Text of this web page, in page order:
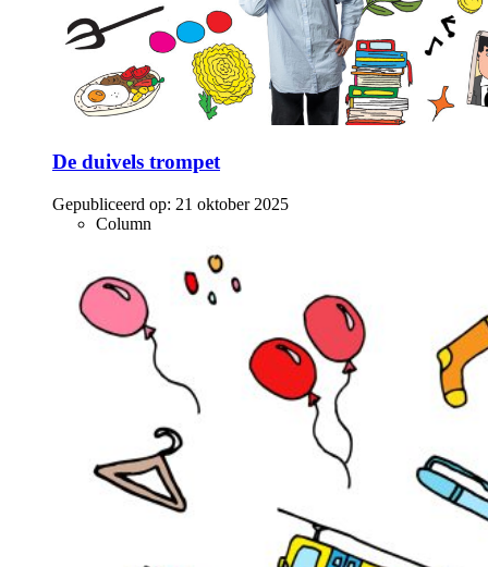
De duivels trompet
Gepubliceerd op: 21 oktober 2025
Column